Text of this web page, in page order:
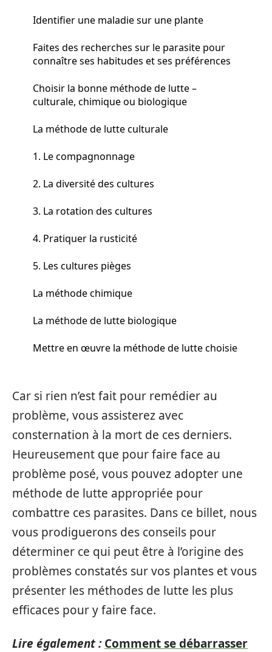
Identifier une maladie sur une plante
Faites des recherches sur le parasite pour
connaître ses habitudes et ses préférences
Choisir la bonne méthode de lutte –
culturale, chimique ou biologique
La méthode de lutte culturale
1. Le compagnonnage
2. La diversité des cultures
3. La rotation des cultures
4. Pratiquer la rusticité
5. Les cultures pièges
La méthode chimique
La méthode de lutte biologique
Mettre en œuvre la méthode de lutte choisie
Car si rien n’est fait pour remédier au
problème, vous assisterez avec
consternation à la mort de ces derniers.
Heureusement que pour faire face au
problème posé, vous pouvez adopter une
méthode de lutte appropriée pour
combattre ces parasites. Dans ce billet, nous
vous prodiguerons des conseils pour
déterminer ce qui peut être à l’origine des
problèmes constatés sur vos plantes et vous
présenter les méthodes de lutte les plus
efficaces pour y faire face.
Lire également : Comment se débarrasser